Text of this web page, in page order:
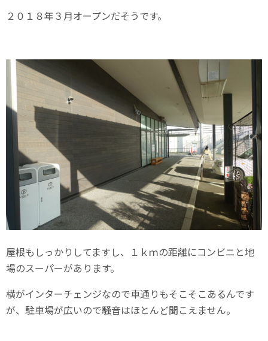
２０１８年３月オープンだそうです。
屋根もしっかりしてますし、１ｋｍの距離にコンビニと地
場のスーパーがあります。
横がインターチェンジなので車通りもそこそこあるんです
が、駐車場が広いので騒音はほとんど聞こえません。